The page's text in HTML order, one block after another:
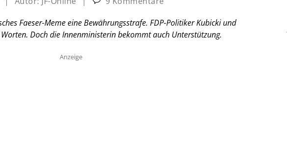
Faeser-Meme eine Bewährungsstrafe. FDP-Politiker Kubicki und
Doch die Innenministerin bekommt auch Unterstützung.
Anzeige